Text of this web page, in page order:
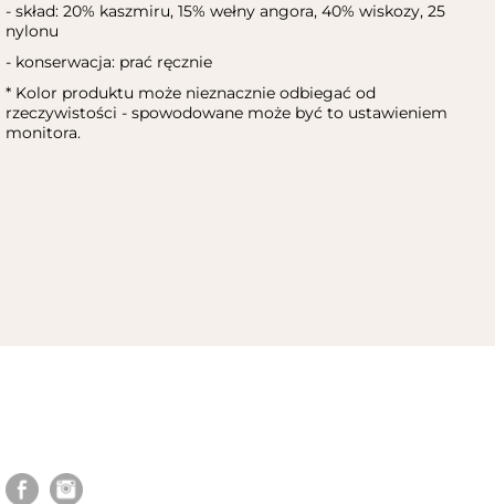
- skład: 20% kaszmiru, 15% wełny angora, 40% wiskozy, 25
nylonu
- konserwacja: prać ręcznie
* Kolor produktu może nieznacznie odbiegać od
rzeczywistości - spowodowane może być to ustawieniem
monitora.